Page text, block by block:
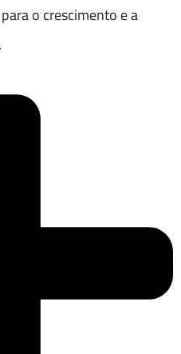
o crescimento e a